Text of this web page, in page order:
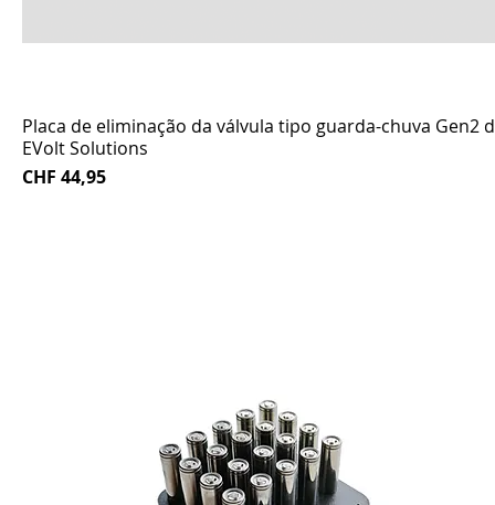
Placa de eliminação da válvula tipo guarda-chuva Gen2
EVolt Solutions
Preço
CHF 44,95